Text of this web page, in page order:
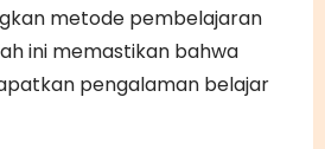
metode pembelajaran
ini memastikan bahwa
pengalaman belajar